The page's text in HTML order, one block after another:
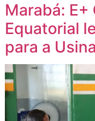
Marabá: E+
Equatorial
para a